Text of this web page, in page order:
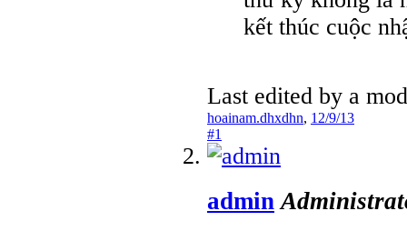
kết thúc cuộc
Last edited by a
hoainam.dhxdhn, 12/9/13
#1
admin